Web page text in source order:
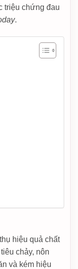
triệu chứng đau
.
hiệu quả chất
chảy, nôn
và kém hiệu